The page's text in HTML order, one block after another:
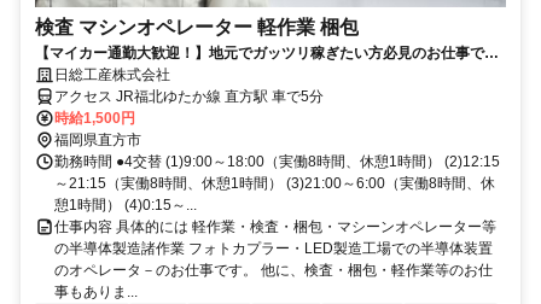
検査 マシンオペレーター 軽作業 梱包
【マイカー通勤大歓迎！】地元でガッツリ稼ぎたい方必見のお仕事です
★ 日総工産株式会社
アクセス JR福北ゆたか線 直方駅 車で5分
時給1,500円
福岡県直方市
勤務時間 ●4交替 (1)9:00～18:00（実働8時間、休憩1時間） (2)12:15
～21:15（実働8時間、休憩1時間） (3)21:00～6:00（実働8時間、休
憩1時間） (4)0:15～...
仕事内容 具体的には 軽作業・検査・梱包・マシーンオペレーター等
の半導体製造諸作業 フォトカプラー・LED製造工場での半導体装置
のオペレータ－のお仕事です。 他に、検査・梱包・軽作業等のお仕
事もありま...